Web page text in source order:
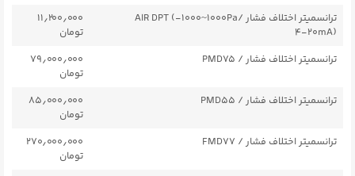
ترانسمیتر اختلاف فشار AIR DPT (-۱۰۰۰~1000Pa/
۴-20mA)
۱۱٫۲۰۰٫۰۰۰
تومان
ترانسمیتر اختلاف فشار / PMD75
۷۹٫۰۰۰٫۰۰۰
تومان
ترانسمیتر اختلاف فشار / PMD55
۸۵٫۰۰۰٫۰۰۰
تومان
ترانسمیتر اختلاف فشار / FMD77
۲۷۰٫۰۰۰٫۰۰۰
تومان